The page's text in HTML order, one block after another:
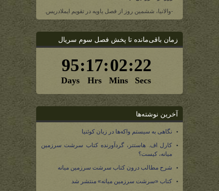
-والانیا، ششمین روز از فصل یاویه در تقویم ایملادریس.
زمان باقی‌مانده تا پخش فصل سوم سریال
آخرین نوشته‌ها
نگاهی به سیستم واکه‌ها در زبان کوئنیا
کارل اف. هاستتر، گردآورنده کتاب سرشت سرزمین
میانه، کیست؟
شرح مطالب درون کتاب سرشت سرزمین میانه
کتاب «سرشت سرزمین میانه» منتشر شد